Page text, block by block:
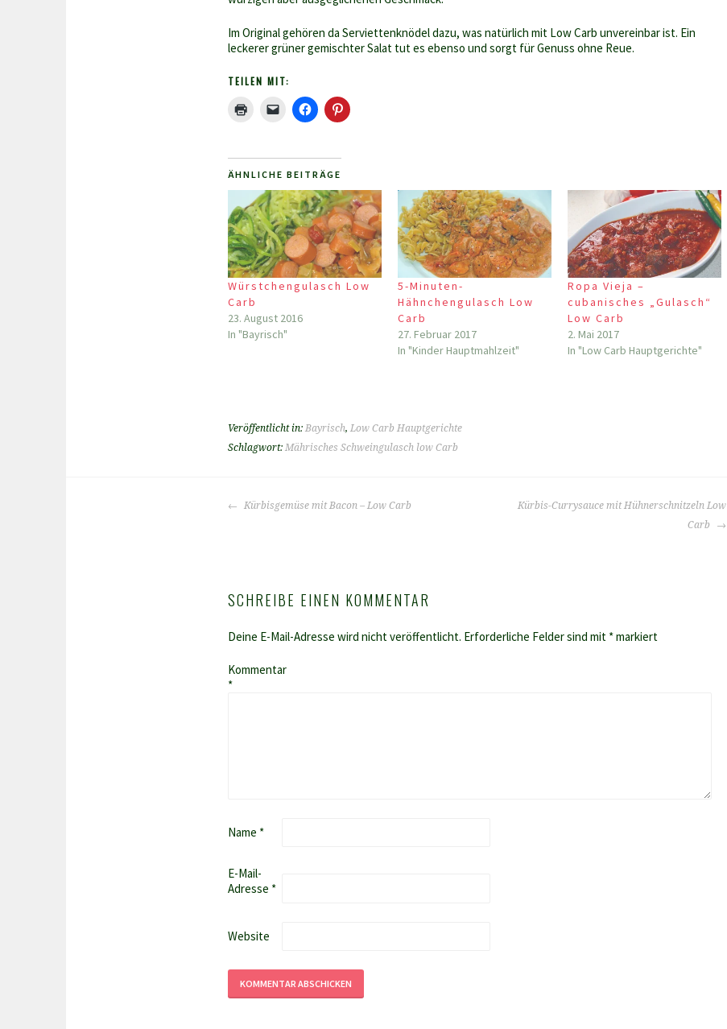
Im Original gehören da Serviettenknödel dazu, was natürlich mit Low Carb unvereinbar ist. Ein
leckerer grüner gemischter Salat tut es ebenso und sorgt für Genuss ohne Reue.
TEILEN MIT:
ÄHNLICHE BEITRÄGE
Würstchengulasch Low
Carb
23. August 2016
In "Bayrisch"
5-Minuten-
Hähnchengulasch Low
Carb
27. Februar 2017
In "Kinder Hauptmahlzeit"
Ropa Vieja –
cubanisches „Gulasch“
Low Carb
2. Mai 2017
In "Low Carb Hauptgerichte"
Veröffentlicht in: Bayrisch, Low Carb Hauptgerichte
Schlagwort: Mährisches Schweingulasch low Carb
BEITRAGS-
Kürbisgemüse mit Bacon – Low Carb
Kürbis-Currysauce mit Hühnerschnitzeln Low
Carb
SCHREIBE EINEN KOMMENTAR
Deine E-Mail-Adresse wird nicht veröffentlicht. Erforderliche Felder sind mit *markiert
Kommentar
*
Name *
E-Mail-
Adresse *
Website